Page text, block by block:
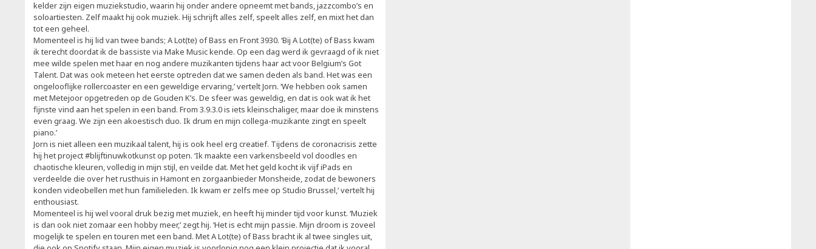
kelder zijn eigen muziekstudio, waarin hij onder andere opneemt met bands, jazzcombo’s en
soloartiesten. Zelf maakt hij ook muziek. Hij schrijft alles zelf, speelt alles zelf, en mixt het dan
tot een geheel.
Momenteel is hij lid van twee bands; A Lot(te) of Bass en Front 3930. ‘Bij A Lot(te) of Bass kwam
ik terecht doordat ik de bassiste via Make Music kende. Op een dag werd ik gevraagd of ik niet
mee wilde spelen met haar en nog andere muzikanten tijdens haar act voor Belgium’s Got
Talent. Dat was ook meteen het eerste optreden dat we samen deden als band. Het was een
ongelooflijke rollercoaster en een geweldige ervaring,’ vertelt Jorn. ‘We hebben ook samen
met Metejoor opgetreden op de Gouden K’s. De sfeer was geweldig, en dat is ook wat ik het
fijnste vind aan het spelen in een band. From 3.9.3.0 is iets kleinschaliger, maar doe ik minstens
even graag. We zijn een akoestisch duo. Ik drum en mijn collega-muzikante zingt en speelt
piano.’
Jorn is niet alleen een muzikaal talent, hij is ook heel erg creatief. Tijdens de coronacrisis zette
hij het project #blijftinuwkotkunst op poten. ‘Ik maakte een varkensbeeld vol doodles en
chaotische kleuren, volledig in mijn stijl, en veilde dat. Met het geld kocht ik vijf iPads en
verdeelde die over het rusthuis in Hamont en zorgaanbieder Monsheide, zodat de bewoners
konden videobellen met hun familieleden. Ik kwam er zelfs mee op Studio Brussel,’ vertelt hij
enthousiast.
Momenteel is hij wel vooral druk bezig met muziek, en heeft hij minder tijd voor kunst. ‘Muziek
is dan ook niet zomaar een hobby meer,’ zegt hij. ‘Het is echt mijn passie. Mijn droom is zoveel
mogelijk te spelen en touren met een band. Met A Lot(te) of Bass bracht ik al twee singles uit,